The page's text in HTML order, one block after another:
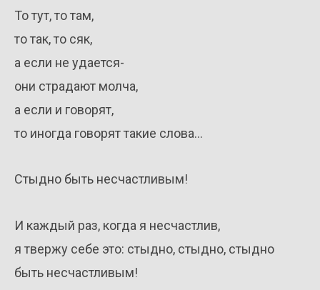
То тут, то там,
то так, то сяк,
а если не удается-
они страдают молча,
а если и говорят,
то иногда говорят такие слова…
Стыдно быть несчастливым!
И каждый раз, когда я несчастлив,
я твержу себе это: стыдно, стыдно, стыдно
быть несчастливым!